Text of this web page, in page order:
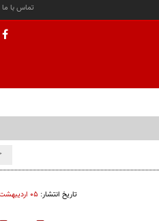
تماس با ما
تاریخ انتشار: ۰۵ ارديبهشت ۱۴۰۵ - ۱۵:۲۷